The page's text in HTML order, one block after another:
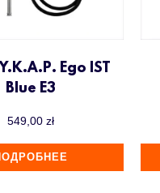
Ego IST
Blue E3
549,00zł